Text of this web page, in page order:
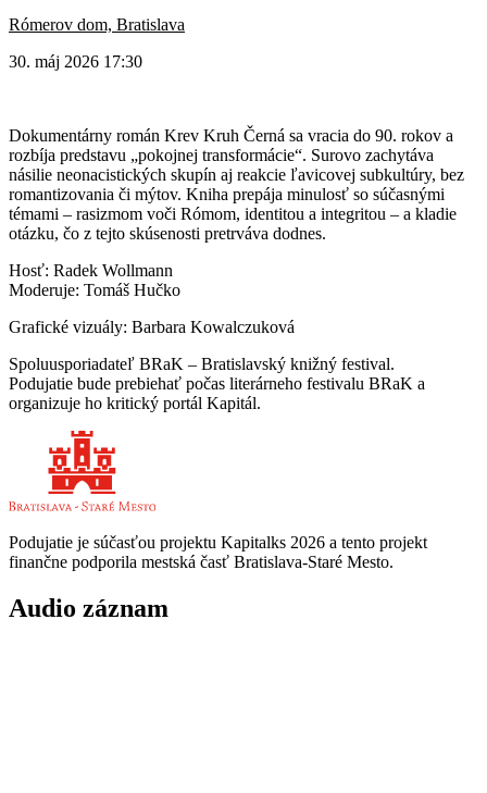
Rómerov dom, Bratislava
30. máj 2026 17:30
Dokumentárny román Krev Kruh Černá sa vracia do 90. rokov a
rozbíja predstavu „pokojnej transformácie“. Surovo zachytáva
násilie neonacistických skupín aj reakcie ľavicovej subkultúry, bez
romantizovania či mýtov. Kniha prepája minulosť so súčasnými
témami – rasizmom voči Rómom, identitou a integritou – a kladie
otázku, čo z tejto skúsenosti pretrváva dodnes.
Hosť: Radek Wollmann
Moderuje: Tomáš Hučko
Grafické vizuály: Barbara Kowalczuková
Spoluusporiadateľ BRaK – Bratislavský knižný festival.
Podujatie bude prebiehať počas literárneho festivalu BRaK a
organizuje ho kritický portál Kapitál.
Podujatie je súčasťou projektu Kapitalks 2026 a tento projekt
finančne podporila mestská časť Bratislava-Staré Mesto.
Audio záznam